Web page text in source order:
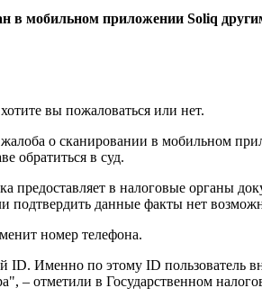
в мобильном приложении Soliq
вы пожаловаться или нет.
о сканировании в мобильном
обратиться в суд.
предоставляет в налоговые органы
данные факты нет
номер телефона.
Именно по этому ID пользователь
– отметили в Государственном